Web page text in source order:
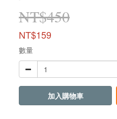
NT$450
NT$159
數量
加入購物車